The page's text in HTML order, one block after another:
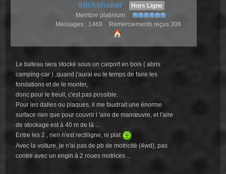
stickshaker
Hors Ligne
Membre platinium
Messages : 1469
Remerciements reçus 308
Le bateau sera stocké sous un carport en bois ( abris
camping-car ) ,quand j'aurai eu le temps de faire les
fondations et de le monter,
donc pour le treuil, c'est pas possible.
Pour les dalles ou plaques, il me faudrait une énorme
surface rien que pour couvrir l 'aire de manœuvre, et l'aire
de stockage est à 40 m de là ...
Entre les 2 , rien n'est rectiligne, ni plat
Avec la voiture, je n'ai pas de pb de motricité (4wd), pas
contre avec un engin à 2 roues motrices ...